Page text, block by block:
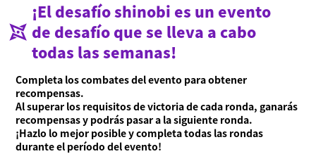
¡El desafío shinobi es un evento
de desafío que se lleva a cabo
todas las semanas!
Completa los combates del evento para obtener
recompensas.
Al superar los requisitos de victoria de cada ronda, ganarás
recompensas y podrás pasar a la siguiente ronda.
¡Hazlo lo mejor posible y completa todas las rondas
durante el período del evento!